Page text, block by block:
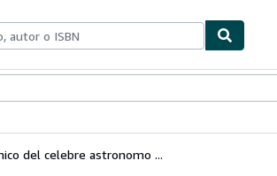
del celebre astronomo ...